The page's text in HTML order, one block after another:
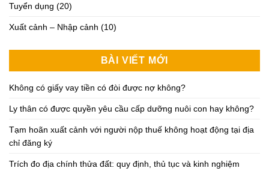
Tuyển dụng (20)
Xuất cảnh – Nhập cảnh (10)
BÀI VIẾT MỚI
Không có giấy vay tiền có đòi được nợ không?
Ly thân có được quyền yêu cầu cấp dưỡng nuôi con hay không?
Tạm hoãn xuất cảnh với người nộp thuế không hoạt động tại địa
chỉ đăng ký
Trích đo địa chính thửa đất: quy định, thủ tục và kinh nghiệm